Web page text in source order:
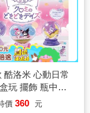
酷洛米 心動日常
玩 擺飾 瓶中造
美樂蒂 庫洛米
價 360 元